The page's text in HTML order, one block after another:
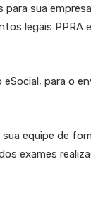
sua
legais PPRA
para o
equipe de
exames